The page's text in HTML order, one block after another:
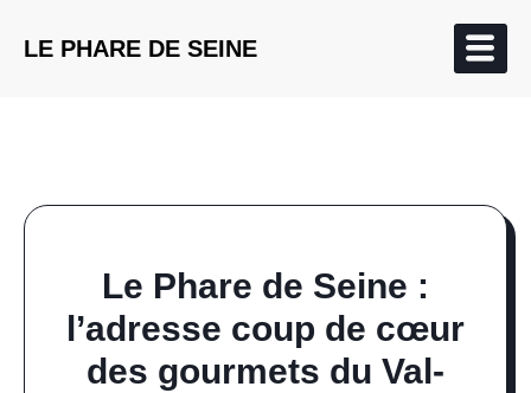
LE PHARE DE SEINE
Le Phare de Seine :
l’adresse coup de cœur
des gourmets du Val-